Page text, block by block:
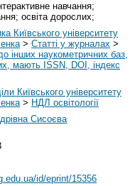
навчання;
освіта дорослих;
Київського університету
> Статті у журналах >
інших наукометричних баз,
мають ISSN, DOI, індекс
Київського університету
> НДЛ освітології
Сисоєва
id/eprint/15356